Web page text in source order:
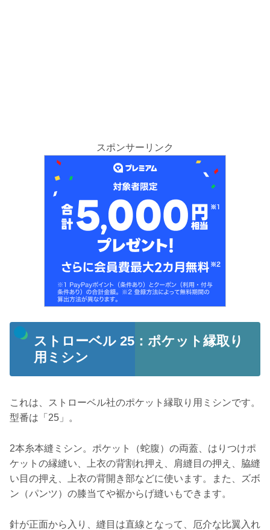
スポンサーリンク
ストローベル 25：ポケット縁取り
用ミシン
これは、ストローベル社のポケット縁取り用ミシンです。
型番は「25」。
2本糸本縫ミシン。ポケット（蛇腹）の両蓋、はりつけポ
ケットの縁縫い、上衣の背割れ押え、肩縫目の押え、脇縫
い目の押え、上衣の背開き部などに使います。また、ズボ
ン（パンツ）の膝当てや裾からげ縫いもできます。
針が正面から入り、縫目は直線となって、厄介な比翼入れ